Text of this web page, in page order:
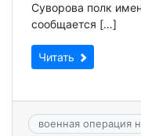
Суворова полк
сообщается […]
Читать
военная операция